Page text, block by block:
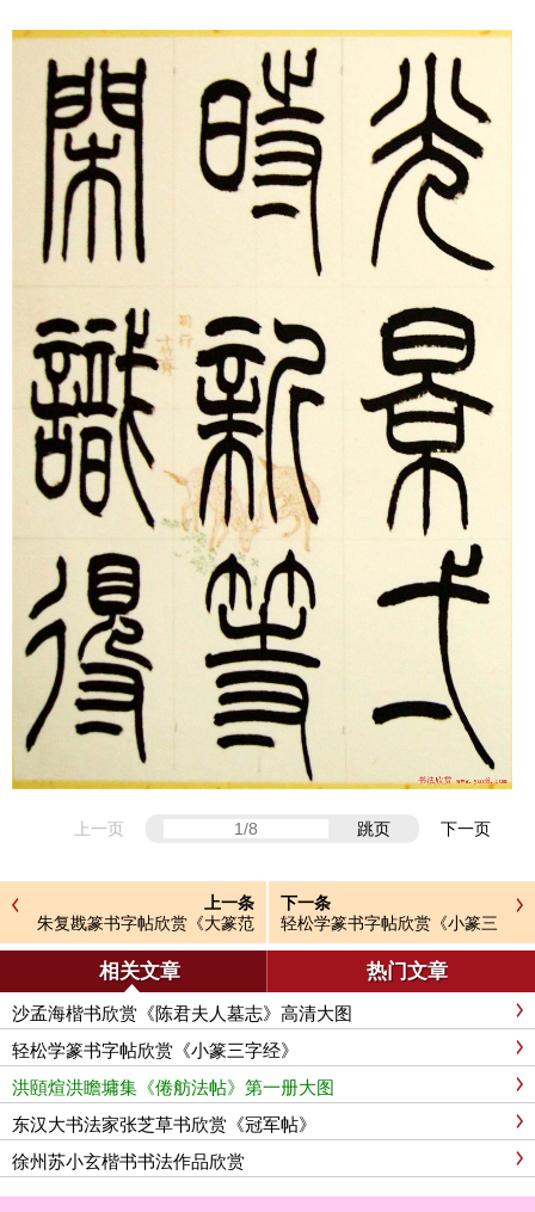
上一页 跳页 下一页
上一条
朱复戡篆书字帖欣赏《大篆范
本》
下一条
轻松学篆书字帖欣赏《小篆三
字经》
相关文章 热门文章
沙孟海楷书欣赏《陈君夫人墓志》高清大图
轻松学篆书字帖欣赏《小篆三字经》
洪頤煊洪瞻墉集《倦舫法帖》第一册大图
东汉大书法家张芝草书欣赏《冠军帖》
徐州苏小玄楷书书法作品欣赏